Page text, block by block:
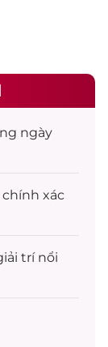
ngày
xác
trínổi